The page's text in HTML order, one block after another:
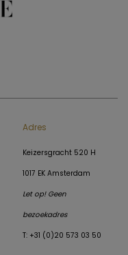
Adres
Keizersgracht 520 H
1017 EK Amsterdam
Let op! Geen
bezoekadres
T: +31 (0)20 573 03 50